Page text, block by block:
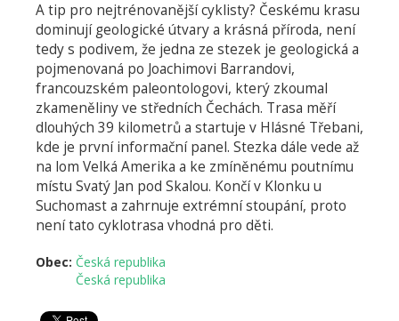
A tip pro nejtrénovanější cyklisty? Českému krasu
dominují geologické útvary a krásná příroda, není
tedy s podivem, že jedna ze stezek je geologická a
pojmenovaná po Joachimovi Barrandovi,
francouzském paleontologovi, který zkoumal
zkameněliny ve středních Čechách. Trasa měří
dlouhých 39 kilometrů a startuje v Hlásné Třebani,
kde je první informační panel. Stezka dále vede až
na lom Velká Amerika a ke zmíněnému poutnímu
místu Svatý Jan pod Skalou. Končí v Klonku u
Suchomast a zahrnuje extrémní stoupání, proto
není tato cyklotrasa vhodná pro děti.
Obec: Česká republika
Česká republika